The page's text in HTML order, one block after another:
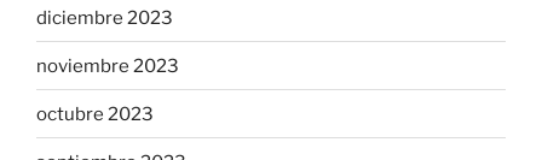
diciembre 2023
noviembre 2023
octubre 2023